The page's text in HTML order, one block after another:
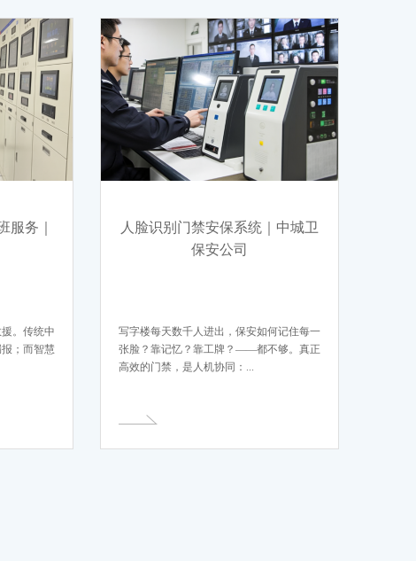
服务｜
。传统中
；而智慧
人脸识别门禁安保系统｜中城卫
保安公司
写字楼每天数千人进出，保安如何记住每一
张脸？靠记忆？靠工牌？——都不够。真正
高效的门禁，是人机协同：...